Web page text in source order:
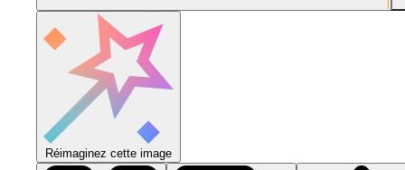
Réimaginez cette image